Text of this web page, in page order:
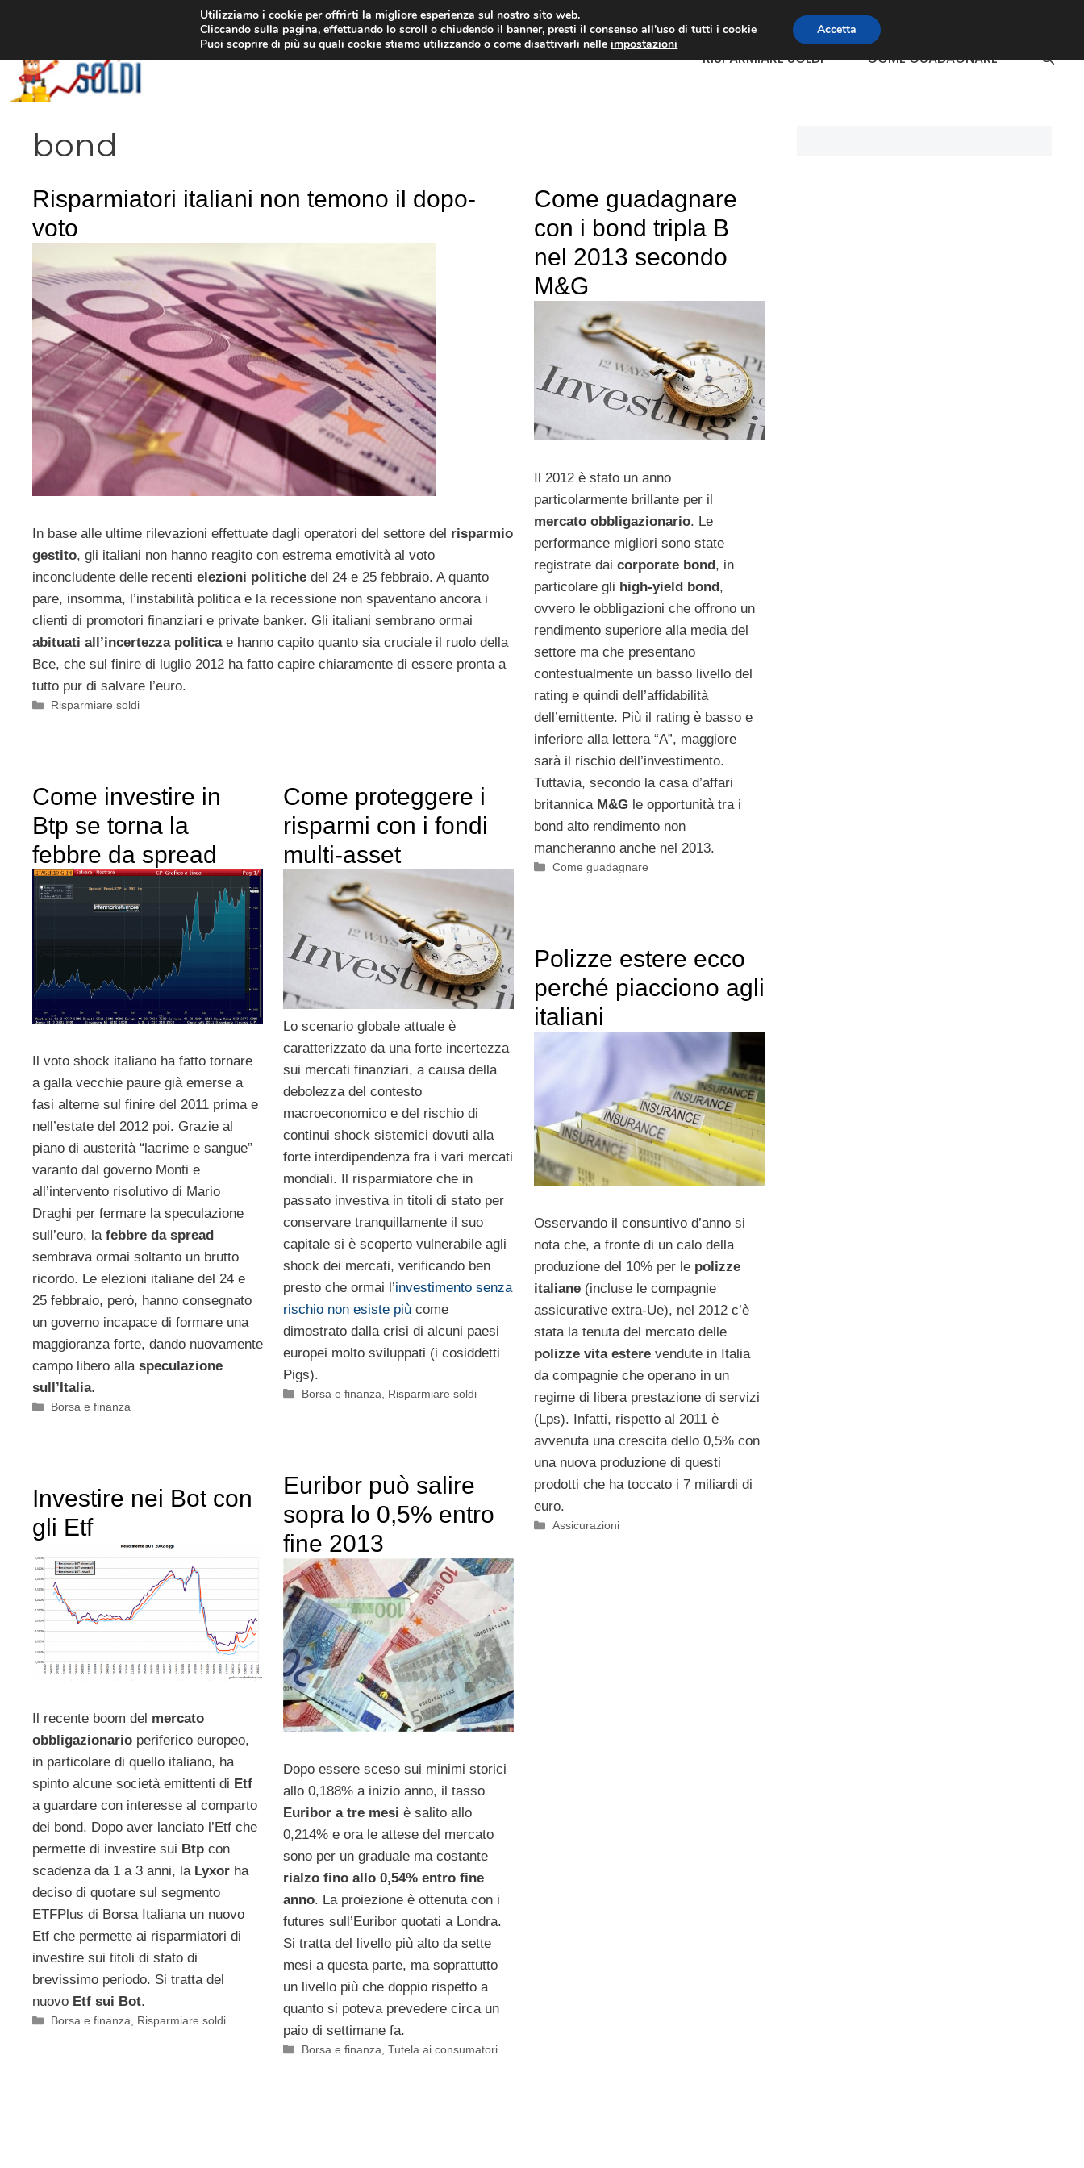
RISPARMIARE SOLDI COME GUADAGNARE
bond
Risparmiatori italiani non temono il dopo-
voto
In base alle ultime rilevazioni effettuate dagli operatori del settore del risparmio
gestito, gli italiani non hanno reagito con estrema emotività al voto
inconcludente delle recenti elezioni politiche del 24 e 25 febbraio. A quanto
pare, insomma, l’instabilità politica e la recessione non spaventano ancora i
clienti di promotori finanziari e private banker. Gli italiani sembrano ormai
abituati all’incertezza politica e hanno capito quanto sia cruciale il ruolo della
Bce, che sul finire di luglio 2012 ha fatto capire chiaramente di essere pronta a
tutto pur di salvare l’euro.
Categorie
Risparmiare soldi
Come guadagnare
con i bond tripla B
nel 2013 secondo
M&G
Il 2012 è stato un anno
particolarmente brillante per il
mercato obbligazionario. Le
performance migliori sono state
registrate dai corporate bond, in
particolare gli high-yield bond,
ovvero le obbligazioni che offrono un
rendimento superiore alla media del
settore ma che presentano
contestualmente un basso livello del
rating e quindi dell’affidabilità
dell’emittente. Più il rating è basso e
inferiore alla lettera “A”, maggiore
sarà il rischio dell’investimento.
Tuttavia, secondo la casa d’affari
britannica M&Gle opportunità tra i
bond alto rendimento non
mancheranno anche nel 2013.
Categorie
Come guadagnare
Come investire in
Btp se torna la
febbre da spread
Il voto shock italiano ha fatto tornare
a galla vecchie paure già emerse a
fasi alterne sul finire del 2011 prima e
nell’estate del 2012 poi. Grazie al
piano di austerità “lacrime e sangue”
varanto dal governo Monti e
all’intervento risolutivo di Mario
Draghi per fermare la speculazione
sull’euro, la febbre da spread
sembrava ormai soltanto un brutto
ricordo. Le elezioni italiane del 24 e
25 febbraio, però, hanno consegnato
un governo incapace di formare una
maggioranza forte, dando nuovamente
campo libero alla speculazione
sull’Italia.
Categorie
Borsa e finanza
Come proteggere i
risparmi con i fondi
multi-asset
Lo scenario globale attuale è
caratterizzato da una forte incertezza
sui mercati finanziari, a causa della
debolezza del contesto
macroeconomico e del rischio di
continui shock sistemici dovuti alla
forte interdipendenza fra i vari mercati
mondiali. Il risparmiatore che in
passato investiva in titoli di stato per
conservare tranquillamente il suo
capitale si è scoperto vulnerabile agli
shock dei mercati, verificando ben
presto che ormai l’investimento senza
rischio non esiste piùcome
dimostrato dalla crisi di alcuni paesi
europei molto sviluppati (i cosiddetti
Pigs).
Categorie
Borsa e finanza Risparmiare soldi
Polizze estere ecco
perché piacciono agli
italiani
Osservando il consuntivo d’anno si
nota che, a fronte di un calo della
produzione del 10% per le polizze
italiane (incluse le compagnie
assicurative extra-Ue), nel 2012 c’è
stata la tenuta del mercato delle
polizze vita estere vendute in Italia
da compagnie che operano in un
regime di libera prestazione di servizi
(Lps). Infatti, rispetto al 2011 è
avvenuta una crescita dello 0,5% con
una nuova produzione di questi
prodotti che ha toccato i 7 miliardi di
euro.
Categorie
Assicurazioni
Euribor può salire
sopra lo 0,5% entro
fine 2013
Dopo essere sceso sui minimi storici
allo 0,188% a inizio anno, il tasso
Euribor a tre mesi è salito allo
0,214% e ora le attese del mercato
sono per un graduale ma costante
rialzo fino allo 0,54% entro fine
anno. La proiezione è ottenuta con i
futures sull’Euribor quotati a Londra.
Si tratta del livello più alto da sette
mesi a questa parte, ma soprattutto
un livello più che doppio rispetto a
quanto si poteva prevedere circa un
paio di settimane fa.
Categorie
Borsa e finanza ,Tutela ai consumatori
Investire nei Bot con
gli Etf
Il recente boom del mercato
obbligazionario periferico europeo,
in particolare di quello italiano, ha
spinto alcune società emittenti di Etf
a guardare con interesse al comparto
dei bond. Dopo aver lanciato l’Etf che
permette di investire sui Btp con
scadenza da 1 a 3 anni, la Lyxor ha
deciso di quotare sul segmento
ETFPlus di Borsa Italiana un nuovo
Etf che permette ai risparmiatori di
investire sui titoli di stato di
brevissimo periodo. Si tratta del
nuovo Etf sui Bot.
Categorie
Borsa e finanza, Risparmiare soldi
Utilizziamo i cookie per offrirti la migliore esperienza sul nostro sito web.
Cliccando sulla pagina, effettuando lo scroll o chiudendo il banner, presti il consenso all’uso di tutti i cookie
Puoi scoprire di più su quali cookie stiamo utilizzando o come disattivarli nelleimpostazioni
Accetta